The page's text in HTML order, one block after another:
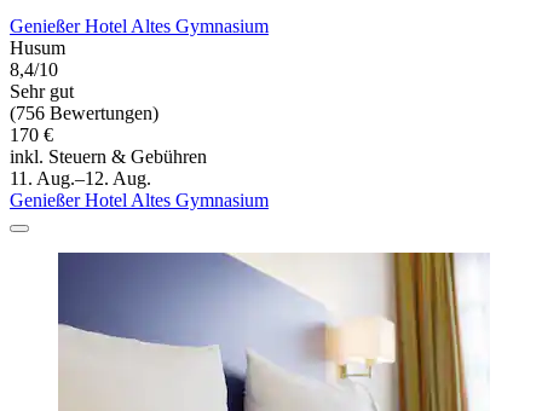
Genießer Hotel Altes Gymnasium
Husum
8,4/10
Sehr gut
(756 Bewertungen)
170 €
inkl. Steuern & Gebühren
11. Aug.–12. Aug.
Genießer Hotel Altes Gymnasium